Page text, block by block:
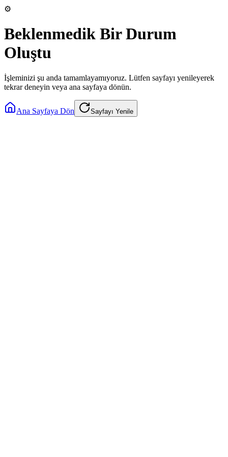
⚙️
Beklenmedik Bir Durum
Oluştu
İşleminizi şu anda tamamlayamıyoruz. Lütfen sayfayı yenileyerek
tekrar deneyin veya ana sayfaya dönün.
Ana Sayfaya Dön Sayfayı Yenile